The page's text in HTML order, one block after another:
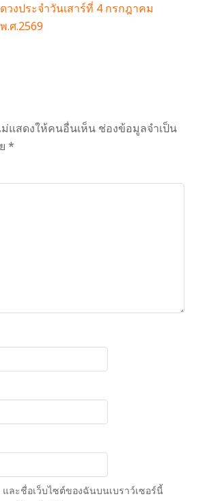
ดวงประจำวันเสาร์ที่ 4 กรกฎาคม
พ.ศ.2569
แสดงให้คนอื่นเห็น ช่องข้อมูลจำเป็น
*
ละชื่อเว็บไซต์ของฉันบนเบราว์เซอร์นี้